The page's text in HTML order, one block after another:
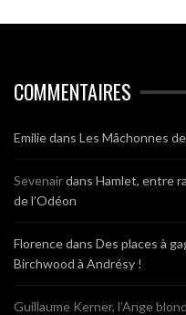
COMMENTAIRES
Emiliedans Les Mâchonnes
Sevenairdans Hamlet, entre
de l’Odéon
Florencedans Des places à
Birchwood à Andrésy !
Guillaume Kerner, l’Ange